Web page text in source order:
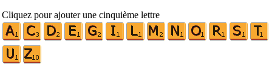
Cliquez pour ajouter une cinquième lettre